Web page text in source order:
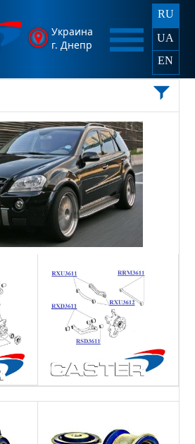
Украина
г. Днепр
RU
UA
EN